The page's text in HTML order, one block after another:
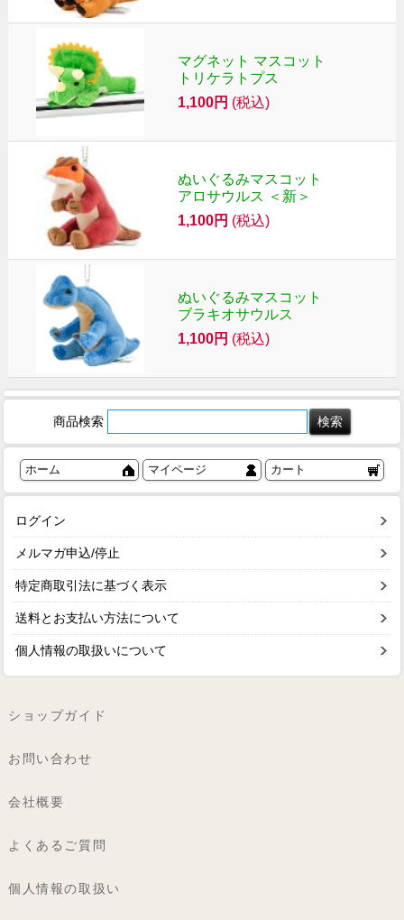
マグネット マスコット
トリケラトプス
1,100円 (税込)
ぬいぐるみマスコット
アロサウルス ＜新＞
1,100円 (税込)
ぬいぐるみマスコット
ブラキオサウルス
1,100円 (税込)
商品検索
ホーム マイページ カート
ログイン
メルマガ申込/停止
特定商取引法に基づく表示
送料とお支払い方法について
個人情報の取扱いについて
ショップガイド
お問い合わせ
会社概要
よくあるご質問
個人情報の取扱い